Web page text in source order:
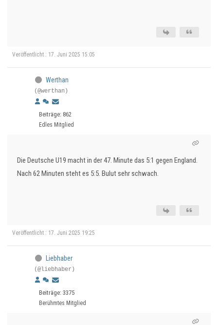
Veröffentlicht : 17. Juni 2025 15:05
Werthan
(@werthan)
Beiträge: 862
Edles Mitglied
Die Deutsche U19 macht in der 47. Minute das 5:1 gegen England.
Nach 62 Minuten steht es 5:5. Bulut sehr schwach.
Veröffentlicht : 17. Juni 2025 19:25
Liebhaber
(@liebhaber)
Beiträge: 3375
Berühmtes Mitglied